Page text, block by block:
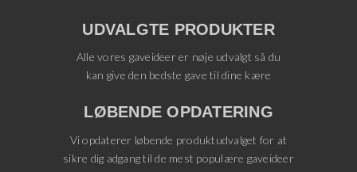
UDVALGTE PRODUKTER
Alle vores gaveideer er nøje udvalgt så du
kan give den bedste gave til dine kære
LØBENDE OPDATERING
Vi opdaterer løbende produktudvalget for at
sikre dig adgang til de mest populære gaveideer